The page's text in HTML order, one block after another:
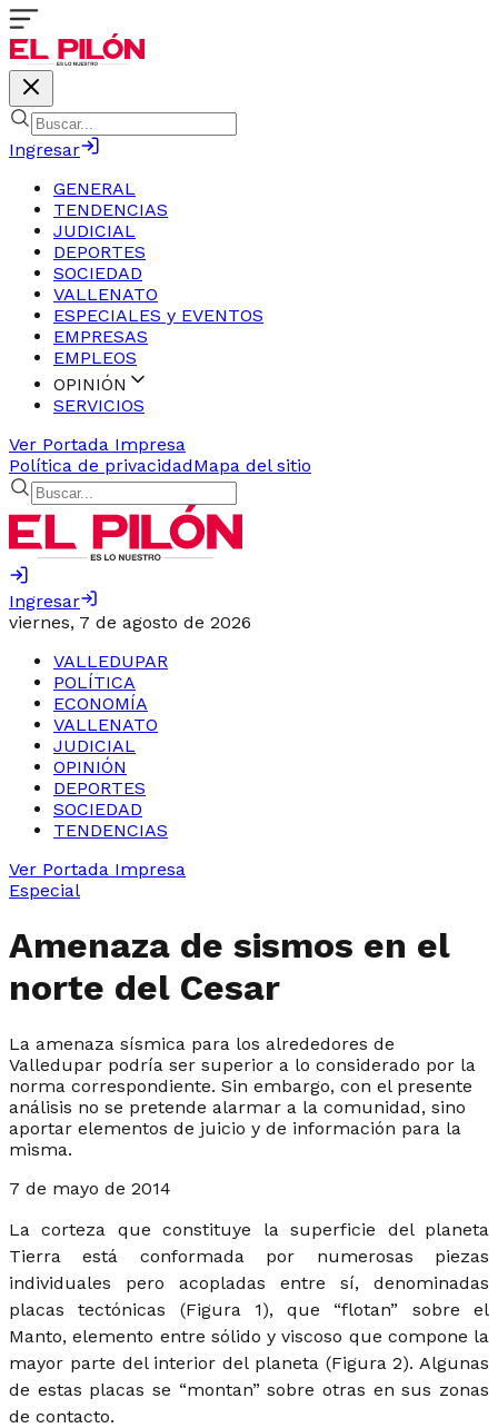
Ingresar
GENERAL
TENDENCIAS
JUDICIAL
DEPORTES
SOCIEDAD
VALLENATO
ESPECIALES y EVENTOS
EMPRESAS
EMPLEOS
OPINIÓN
SERVICIOS
Ver Portada Impresa
Política de privacidadMapa del sitio
Ingresar
viernes, 7 de agosto de 2026
VALLEDUPAR
POLÍTICA
ECONOMÍA
VALLENATO
JUDICIAL
OPINIÓN
DEPORTES
SOCIEDAD
TENDENCIAS
Ver Portada Impresa
Especial
Amenaza de sismos en el
norte del Cesar
La amenaza sísmica para los alrededores de
Valledupar podría ser superior a lo considerado por la
norma correspondiente. Sin embargo, con el presente
análisis no se pretende alarmar a la comunidad, sino
aportar elementos de juicio y de información para la
misma.
7 de mayo de 2014
La corteza que constituye la superficie del planeta
Tierra está conformada por numerosas piezas
individuales pero acopladas entre sí, denominadas
placas tectónicas (Figura 1), que “flotan” sobre el
Manto, elemento entre sólido y viscoso que compone la
mayor parte del interior del planeta (Figura 2). Algunas
de estas placas se “montan” sobre otras en sus zonas
de contacto.